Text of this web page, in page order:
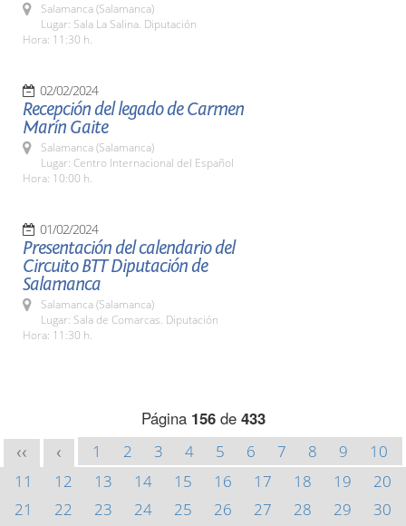
Salamanca (Salamanca)
Lugar: Sala La Salina. Diputación
Hora: 11:30 h.
02/02/2024
Recepción del legado de Carmen
Marín Gaite
Salamanca (Salamanca)
Lugar: Centro Internacional del Español
Hora: 10:00 h.
01/02/2024
Presentación del calendario del
Circuito BTT Diputación de
Salamanca
Salamanca (Salamanca)
Lugar: Sala de Comarcas. Diputación
Hora: 11:30 h.
Página 156de 433
<< < 1 2 3 4 5 6 7 8 9
10
11
12 13 14 15 16 17 18 19
20
21
22 23 24 25 26 27 28 29
30